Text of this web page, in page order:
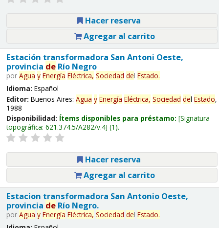
Hacer reserva
Agregar al carrito
Estación transformadora San Antoni Oeste,
provincia deRío Negro
por Agua y Energía Eléctrica, Sociedad del Estado.
Idioma: Español
Editor: Buenos Aires: Agua y Energía Eléctrica, Sociedad del Estado,
1988
Disponibilidad: Ítems disponibles para préstamo: Signatura
topográfica: 621.374.5/A282/v.4 (1).
Hacer reserva
Agregar al carrito
Estacion transformadora San Antonio Oeste,
provincia deRío Negro.
por Agua y Energía Eléctrica, Sociedad del Estado.